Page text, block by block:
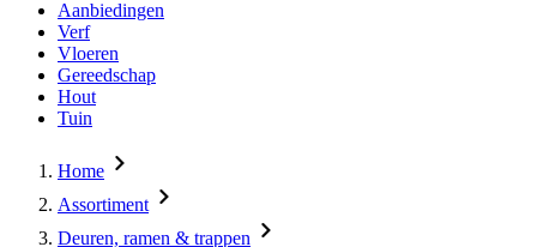
Aanbiedingen
Verf
Vloeren
Gereedschap
Hout
Tuin
Home
Assortiment
Deuren, ramen & trappen